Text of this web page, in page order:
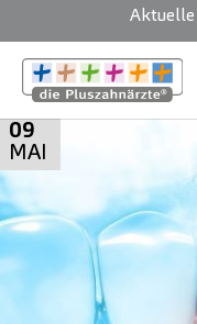
Zum Hauptinhalt
09
MAI